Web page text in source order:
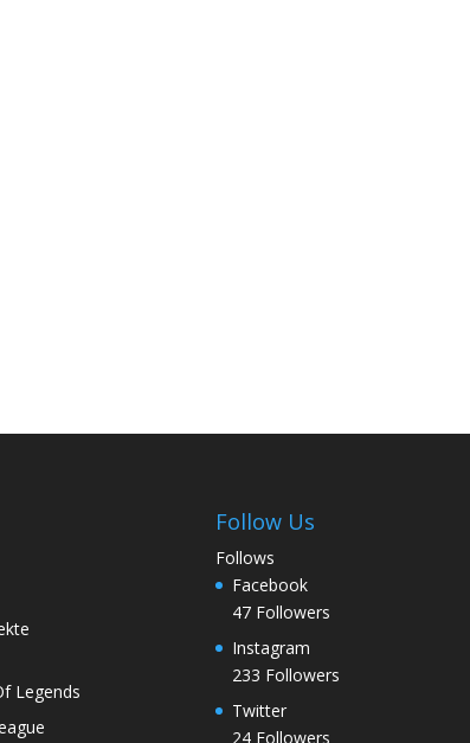
Legends
Follow Us
Follows
Facebook
47 Followers
Instagram
233 Followers
Twitter
24 Followers